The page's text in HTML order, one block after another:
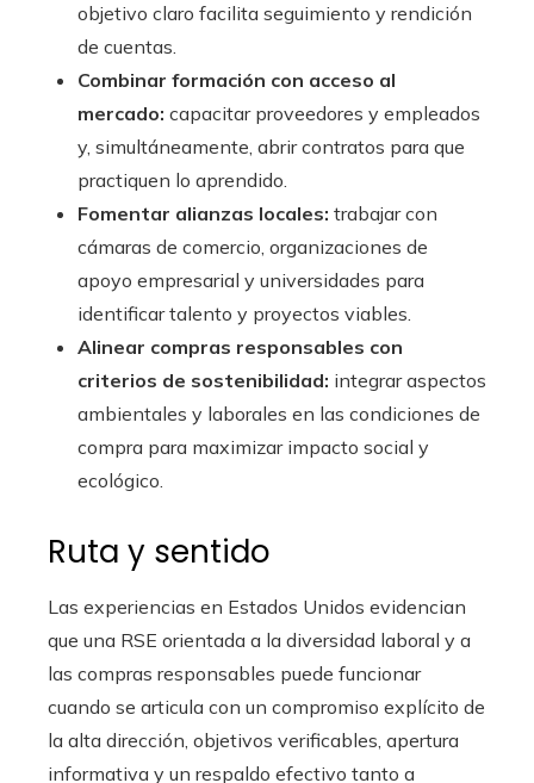
objetivo claro facilita seguimiento y rendición
de cuentas.
Combinar formación con acceso al
mercado: capacitar proveedores y empleados
y, simultáneamente, abrir contratos para que
practiquen lo aprendido.
Fomentar alianzas locales: trabajar con
cámaras de comercio, organizaciones de
apoyo empresarial y universidades para
identificar talento y proyectos viables.
Alinear compras responsables con
criterios de sostenibilidad: integrar aspectos
ambientales y laborales en las condiciones de
compra para maximizar impacto social y
ecológico.
Ruta y sentido
Las experiencias en Estados Unidos evidencian
que una RSE orientada a la diversidad laboral y a
las compras responsables puede funcionar
cuando se articula con un compromiso explícito de
la alta dirección, objetivos verificables, apertura
informativa y un respaldo efectivo tanto a